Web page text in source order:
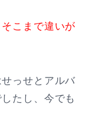
こまで違いが
っせとアルバ
たし、今でも